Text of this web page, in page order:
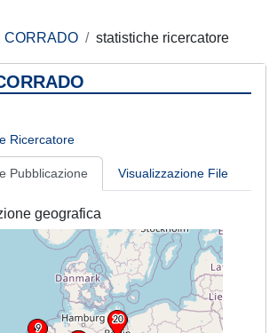
CORRADO statistiche ricercatore
Ricercatore
Pubblicazione Visualizzazione File
geografica